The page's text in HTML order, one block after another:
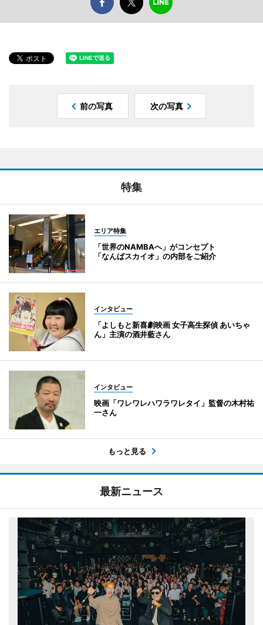
前の写真 次の写真
特集
エリア特集
「世界のNAMBAへ」がコンセプト
「なんばスカイオ」の内部をご紹介
インタビュー
「よしもと新喜劇映画 女子高生探偵 あいちゃ
ん」主演の酒井藍さん
インタビュー
映画「ワレワレハワラワレタイ」監督の木村祐
一さん
もっと見る
最新ニュース